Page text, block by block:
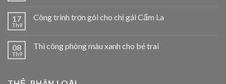
17
Th9
Công trình trọn gói cho chị gái Cẩm La
08
Th9
Thi công phòng màu xanh cho bé trai